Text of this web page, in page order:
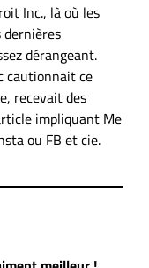
Inc., là où les
dérangeant.
cautionnait ce
recevait des
impliquant Me
ou FB et cie.